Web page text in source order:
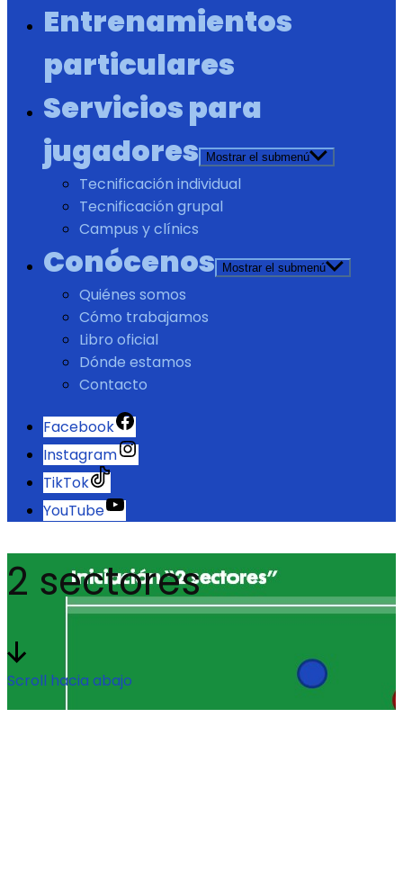
Entrenamientos
particulares
Servicios para
jugadores
Mostrar el submenú
Tecnificación individual
Tecnificación grupal
Campus y clínics
Conócenos Mostrar el submenú
Quiénes somos
Cómo trabajamos
Libro oficial
Dónde estamos
Contacto
Facebook
Instagram
TikTok
YouTube
2 sectores
Scroll hacia abajo